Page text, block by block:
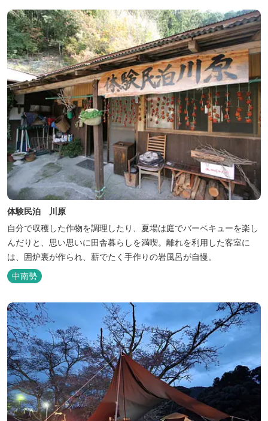
体験民泊 川原
自分で収穫した作物を調理したり、夏場は庭でバーベキューを楽し
んだりと、思い思いに田舎暮らしを満喫。離れを利用した客室に
は、囲炉裏が作られ、薪でたく手作りの岩風呂が自慢。
中南勢